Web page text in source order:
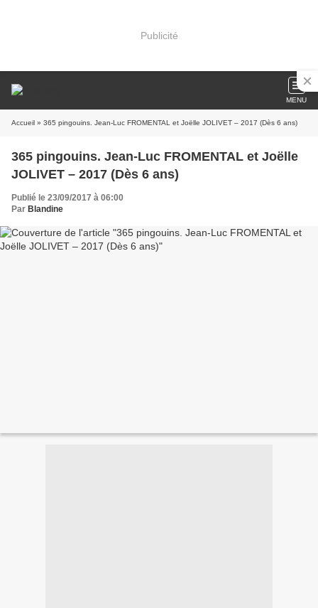
Publicité
MENU
Accueil » 365 pingouins. Jean-Luc FROMENTAL et Joëlle JOLIVET – 2017 (Dès 6 ans)
365 pingouins. Jean-Luc FROMENTAL et Joëlle
JOLIVET – 2017 (Dès 6 ans)
Publié le 23/09/2017 à 06:00
Par Blandine